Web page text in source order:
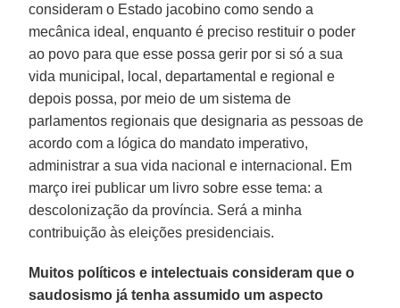
consideram o Estado jacobino como sendo a
mecânica ideal, enquanto é preciso restituir o poder
ao povo para que esse possa gerir por si só a sua
vida municipal, local, departamental e regional e
depois possa, por meio de um sistema de
parlamentos regionais que designaria as pessoas de
acordo com a lógica do mandato imperativo,
administrar a sua vida nacional e internacional. Em
março irei publicar um livro sobre esse tema: a
descolonização da província. Será a minha
contribuição às eleições presidenciais.
Muitos políticos e intelectuais consideram que o
saudosismo já tenha assumido um aspecto